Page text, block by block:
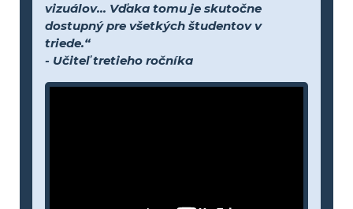
vizuálov... Vďaka tomu je skutočne
dostupný pre všetkých študentov v
triede.“
- Učiteľ tretieho ročníka